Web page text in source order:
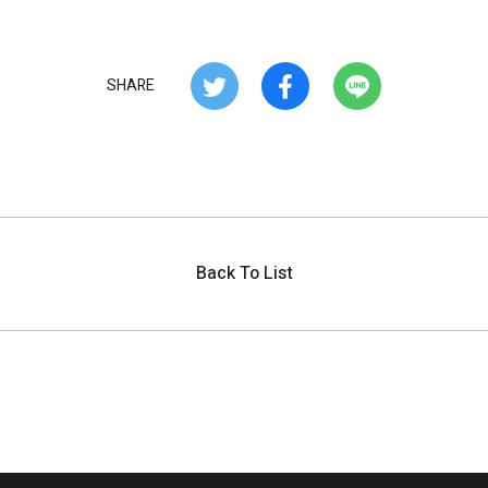
SHARE
Back To List